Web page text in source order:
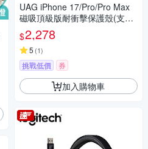
UAG iPhone 17/Pro/Pro Max
磁吸頂級版耐衝擊保護殼(支援
MagSafe 手機殼)
$2,278
5 (1)
挑戰低價 券
加入購物車